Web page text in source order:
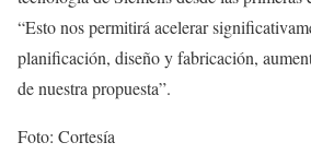
“Esto nos permitirá acelerar
planificación, diseño y fabricación,
de nuestra propuesta”.
Foto: Cortesía